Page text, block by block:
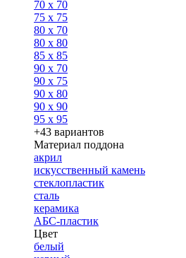
70 x 70
75 x 75
80 x 70
80 x 80
85 x 85
90 x 70
90 x 75
90 x 80
90 x 90
95 x 95
+43 вариантов
Материал поддона
акрил
искусственный камень
стеклопластик
сталь
керамика
АБС-пластик
Цвет
белый